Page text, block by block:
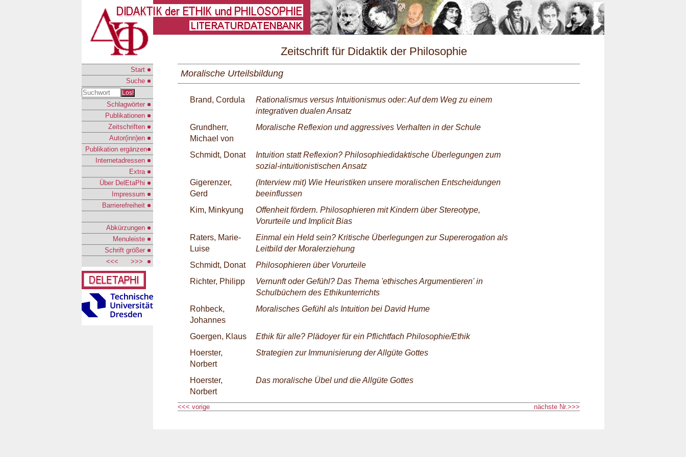
\n
Start
Suche
Los!
Schlagwörter
Publikationen
Zeitschriften
Autor(inn)en
Publikation ergänzen
Internetadressen
Extra
Über DelEtaPhi
Impressum
Barrierefreiheit
Abkürzungen
Menuleiste
Schrift größer
<<<
>>>
Zeitschrift für Didaktik der Philosophie
und Ethik Nr. 2/2015
Moralische Urteilsbildung
Brand, Cordula
Rationalismus versus Intuitionismus oder: Auf dem Weg zu einem
integrativen dualen Ansatz
Grundherr,
Michael von
Moralische Reflexion und aggressives Verhalten in der Schule
Schmidt, Donat
Intuition statt Reflexion? Philosophiedidaktische Überlegungen zum
sozial-intuitionistischen Ansatz
Gigerenzer,
Gerd
(Interview mit) Wie Heuristiken unsere moralischen Entscheidungen
beeinflussen
Kim, Minkyung
Offenheit fördern. Philosophieren mit Kindern über Stereotype,
Vorurteile und Implicit Bias
Raters, Marie-
Luise
Einmal ein Held sein? Kritische Überlegungen zur Supererogation als
Leitbild der Moralerziehung
Schmidt, Donat
Philosophieren über Vorurteile
Richter, Philipp
Vernunft oder Gefühl? Das Thema 'ethisches Argumentieren' in
Schulbüchern des Ethikunterrichts
Rohbeck,
Johannes
Moralisches Gefühl als Intuition bei David Hume
Goergen, Klaus
Ethik für alle? Plädoyer für ein Pflichtfach Philosophie/Ethik
Hoerster,
Norbert
Strategien zur Immunisierung der Allgüte Gottes
Hoerster,
Norbert
Das moralische Übel und die Allgüte Gottes
<<< vorige nächste Nr.>>>